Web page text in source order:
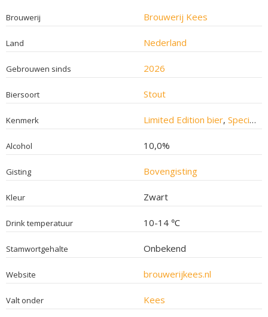
Brouwerij Brouwerij Kees
Land Nederland
Gebrouwen sinds 2026
Biersoort Stout
Kenmerk Limited Edition bier, Speciaalbier
Alcohol 10,0%
Gisting Bovengisting
Kleur Zwart
Drink temperatuur 10-14 ℃
Stamwortgehalte Onbekend
Website brouwerijkees.nl
Valt onder Kees